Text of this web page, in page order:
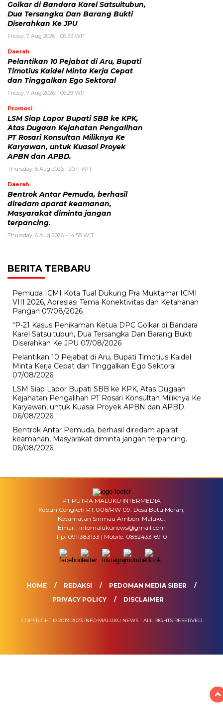
Golkar di Bandara Karel Satsuitubun,
Dua Tersangka Dan Barang Bukti
Diserahkan Ke JPU
Friday, 7 Aug 2026 - 06:33 WIT
Daerah
Pelantikan 10 Pejabat di Aru, Bupati
Timotius Kaidel Minta Kerja Cepat
dan Tinggalkan Ego Sektoral
Friday, 7 Aug 2026 - 06:29 WIT
Promosi
LSM Siap Lapor Bupati SBB ke KPK,
Atas Dugaan Kejahatan Pengalihan
PT Rosari Konsultan Miliknya Ke
Karyawan, untuk Kuasai Proyek
APBN dan APBD.
Thursday, 6 Aug 2026 - 20:11 WIT
Daerah
Bentrok Antar Pemuda, berhasil
diredam aparat keamanan,
Masyarakat diminta jangan
terpancing.
Thursday, 6 Aug 2026 - 14:58 WIT
BERITA TERBARU
Pemuda ICMI Kota Tual Dukung Pra Muktamar ICMI
VIII 2026, Apresiasi Tema Konektivitas dan Ketahanan
Pangan 07/08/2026
“P-21 Kasus Penikaman Ketua DPC Golkar di Bandara
Karel Satsuitubun, Dua Tersangka Dan Barang Bukti
Diserahkan Ke JPU 07/08/2026
Pelantikan 10 Pejabat di Aru, Bupati Timotius Kaidel
Minta Kerja Cepat dan Tinggalkan Ego Sektoral
07/08/2026
LSM Siap Lapor Bupati SBB ke KPK, Atas Dugaan
Kejahatan Pengalihan PT Rosari Konsultan Miliknya Ke
Karyawan, untuk Kuasai Proyek APBN dan APBD.
06/08/2026
Bentrok Antar Pemuda, berhasil diredam aparat
keamanan, Masyarakat diminta jangan terpancing.
06/08/2026
PT PUTRA MALUKU INTERMEDIA
Kebun Cengkeh RT.006/RW 09. Desa Batu Merah,
Kecamatan Sirimau Ambon-Maluku.
Email : infomalukunews@gmail.com
Tlp: 0911383133 | Mobile: 085243316910
HOME REDAKSI
PEDOMAN MEDIA SIBER
PRIVACY POLICY
DISCLAIMER
COPYRIGHT © 2019-2023 INFO MALUKU NEWS - ALL RIGHTS RESERVED